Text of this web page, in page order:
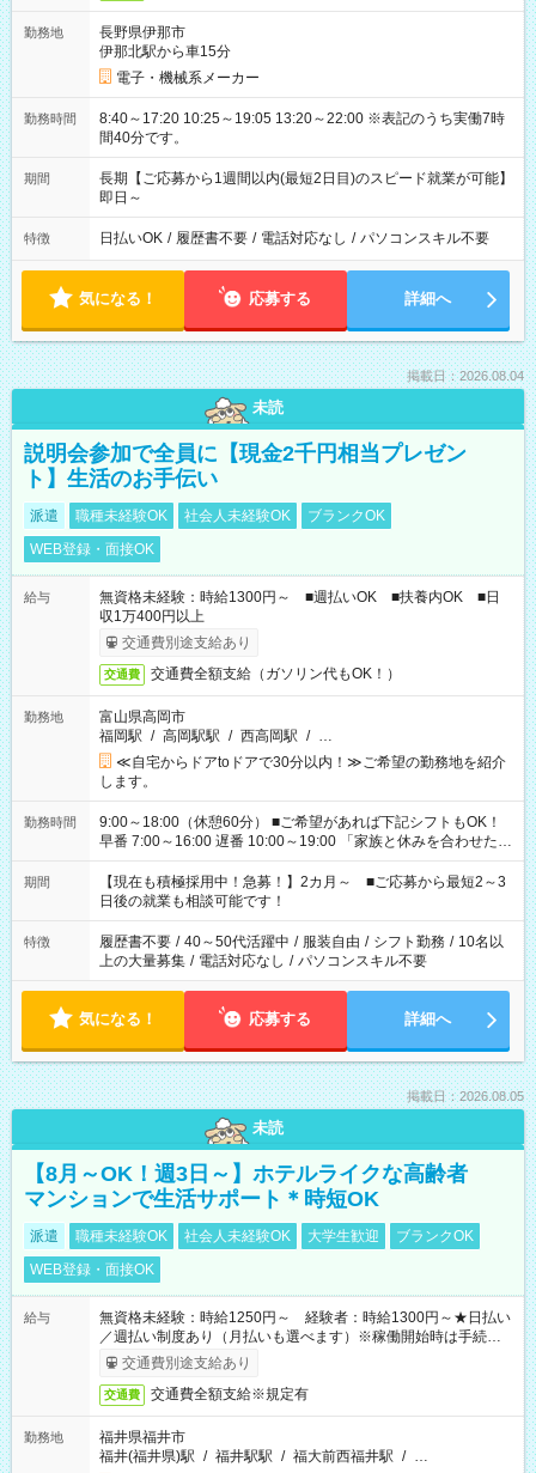
勤務地
長野県伊那市
伊那北駅から車15分
電子・機械系メーカー
勤務時間
8:40～17:20 10:25～19:05 13:20～22:00 ※表記のうち実働7時
間40分です。
期間
長期【ご応募から1週間以内(最短2日目)のスピード就業が可能】
即日～
特徴 日払いOK / 履歴書不要 / 電話対応なし / パソコンスキル不要
気になる！ 応募する 詳細へ
掲載日：2026.08.04
未読
説明会参加で全員に【現金2千円相当プレゼン
ト】生活のお手伝い
派遣 職種未経験OK 社会人未経験OK
ブランクOK
WEB登録・面接OK
給与
無資格未経験：時給1300円～ ■週払いOK ■扶養内OK ■日
収1万400円以上
交通費別途支給あり
交通費 交通費全額支給（ガソリン代もOK！）
勤務地
富山県高岡市
福岡駅 / 高岡駅駅 / 西高岡駅 / …
≪自宅からドアtoドアで30分以内！≫ご希望の勤務地を紹介
します。
勤務時間
9:00～18:00（休憩60分） ■ご希望があれば下記シフトもOK！
早番 7:00～16:00 遅番 10:00～19:00 「家族と休みを合わせた
い」 「余裕を持って夕飯の準備がしたい」 「できれば残業はし
たくない」 など、ご希望を教えてくださいね。 ※Wワーク希望
の方へ 今ご覧のお仕事で希望する勤務時間と、もう1つのお仕事
の勤務時間。 合計で週40時間を超える場合は応募できません。
期間
【現在も積極採用中！急募！】2カ月～ ■ご応募から最短2～3
日後の就業も相談可能です！
特徴 履歴書不要 / 40～50代活躍中 / 服装自由 / シフト勤務 / 10名以
上の大量募集 / 電話対応なし / パソコンスキル不要
気になる！ 応募する 詳細へ
掲載日：2026.08.05
未読
【8月～OK！週3日～】ホテルライクな高齢者
マンションで生活サポート＊時短OK
派遣 職種未経験OK 社会人未経験OK 大学生歓迎
ブランクOK
WEB登録・面接OK
給与
無資格未経験：時給1250円～ 経験者：時給1300円～★日払い
／週払い制度あり（月払いも選べます）※稼働開始時は手続き完
了次第のお支払いとなります。
交通費別途支給あり
交通費 交通費全額支給※規定有
勤務地
福井県福井市
福井(福井県)駅 / 福井駅駅 / 福大前西福井駅 / …